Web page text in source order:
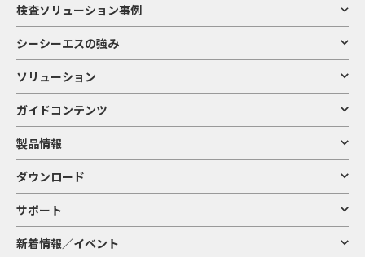
検査ソリューション事例
シーシーエスの強み
ソリューション
ガイドコンテンツ
製品情報
ダウンロード
サポート
新着情報／イベント